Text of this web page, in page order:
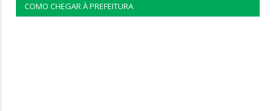
COMO CHEGAR À PREFEITURA